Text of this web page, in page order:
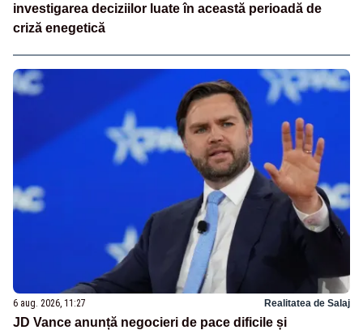
investigarea deciziilor luate în această perioadă de
criză enegetică
6 aug. 2026, 11:27 Realitatea de Salaj
JD Vance anunță negocieri de pace dificile și